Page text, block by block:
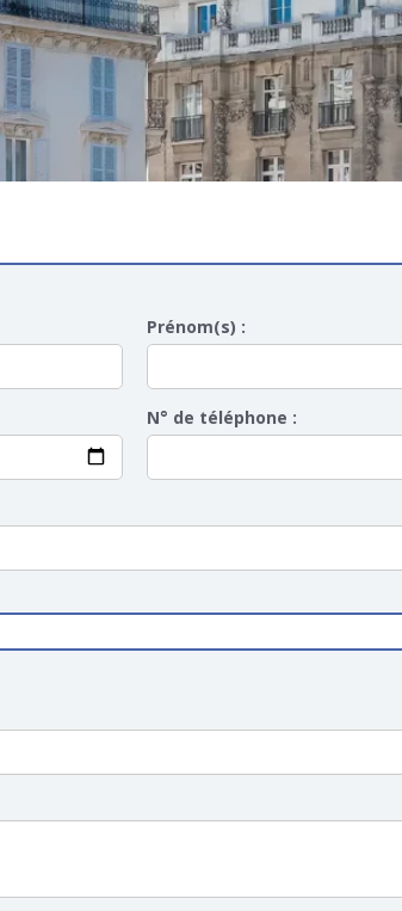
Prénom(s) :
N° de téléphone :